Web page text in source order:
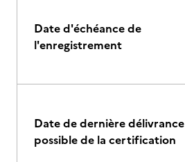
Date d'échéance de
l'enregistrement
Date de dernière délivrance
possible de la certification